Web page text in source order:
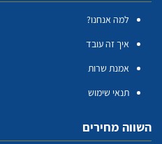
למה אנחנו?
איך זה עובד
אמנת שרות
תנאי שימוש
השווה מחירים